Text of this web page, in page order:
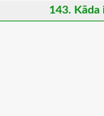
143. Kāda